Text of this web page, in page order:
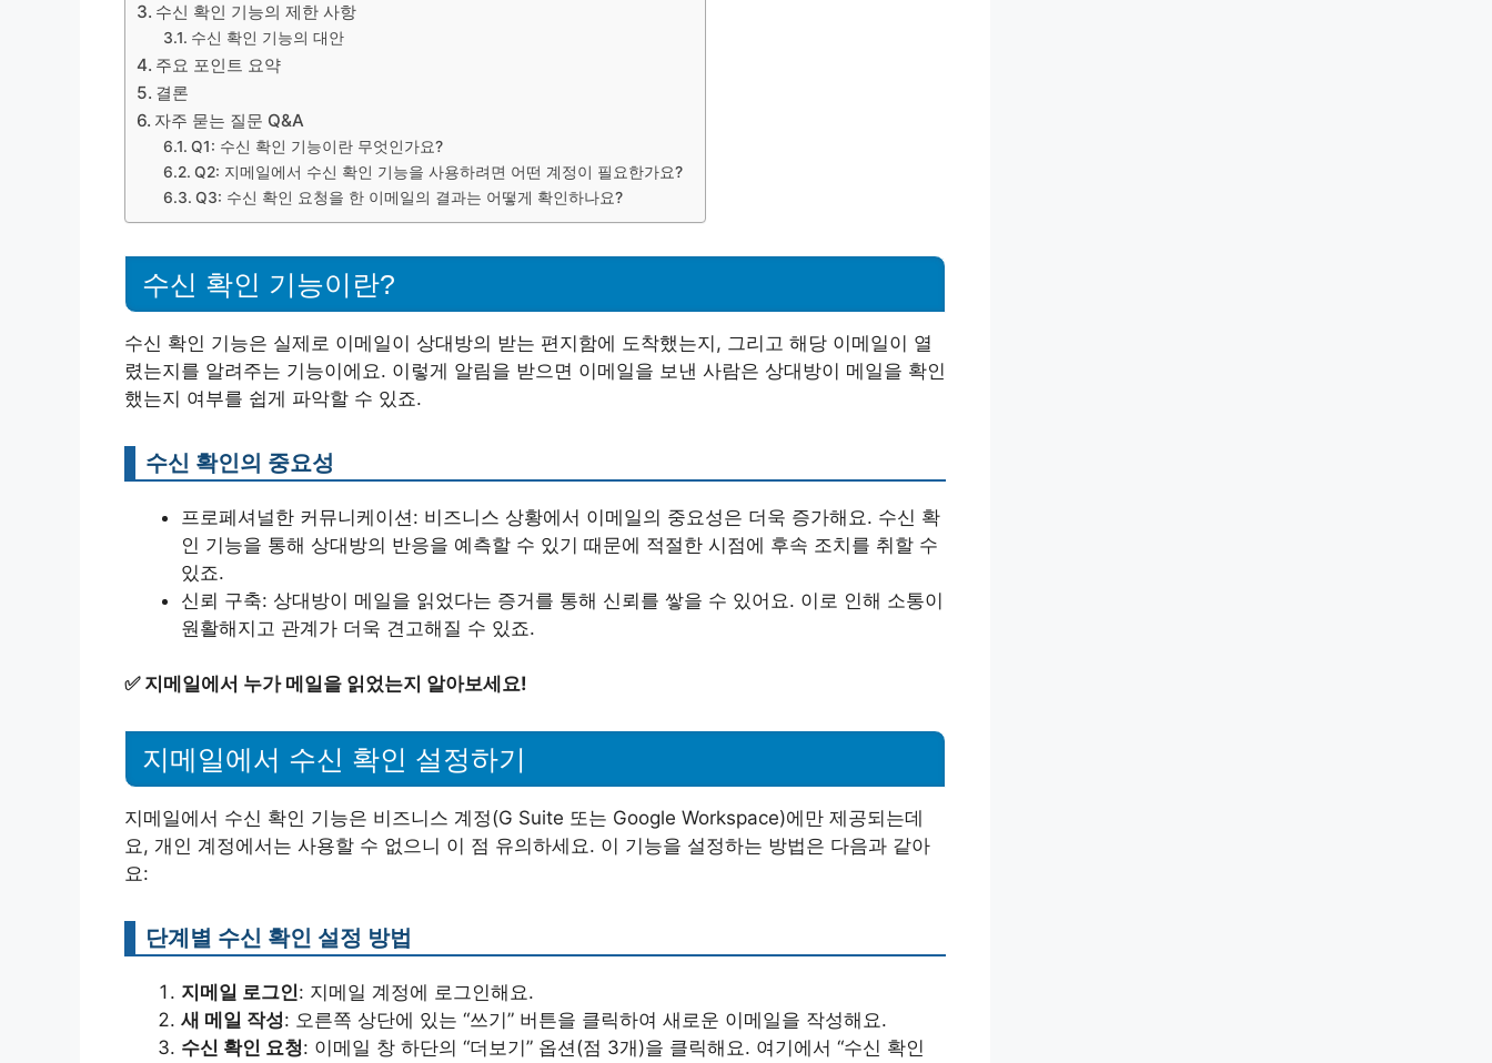
수신 확인 기능의 제한 사항
수신 확인 기능의 대안
주요 포인트 요약
결론
자주 묻는 질문 Q&A
Q1: 수신 확인 기능이란 무엇인가요?
Q2: 지메일에서 수신 확인 기능을 사용하려면 어떤 계정이 필요한가요?
Q3: 수신 확인 요청을 한 이메일의 결과는 어떻게 확인하나요?
수신 확인 기능이란?
수신 확인 기능은 실제로 이메일이 상대방의 받는 편지함에 도착했는지, 그리고 해당 이메일이 열
렸는지를 알려주는 기능이에요. 이렇게 알림을 받으면 이메일을 보낸 사람은 상대방이 메일을 확인
했는지 여부를 쉽게 파악할 수 있죠.
수신 확인의 중요성
프로페셔널한 커뮤니케이션: 비즈니스 상황에서 이메일의 중요성은 더욱 증가해요. 수신 확
인 기능을 통해 상대방의 반응을 예측할 수 있기 때문에 적절한 시점에 후속 조치를 취할 수
있죠.
신뢰 구축: 상대방이 메일을 읽었다는 증거를 통해 신뢰를 쌓을 수 있어요. 이로 인해 소통이
원활해지고 관계가 더욱 견고해질 수 있죠.
✅ 지메일에서 누가 메일을 읽었는지 알아보세요!
지메일에서 수신 확인 설정하기
지메일에서 수신 확인 기능은 비즈니스 계정(G Suite 또는 Google Workspace)에만 제공되는데
요, 개인 계정에서는 사용할 수 없으니 이 점 유의하세요. 이 기능을 설정하는 방법은 다음과 같아
요:
단계별 수신 확인 설정 방법
지메일 로그인: 지메일 계정에 로그인해요.
새 메일 작성: 오른쪽 상단에 있는 “쓰기” 버튼을 클릭하여 새로운 이메일을 작성해요.
수신 확인 요청: 이메일 창 하단의 “더보기” 옵션(점 3개)을 클릭해요. 여기에서 “수신 확인